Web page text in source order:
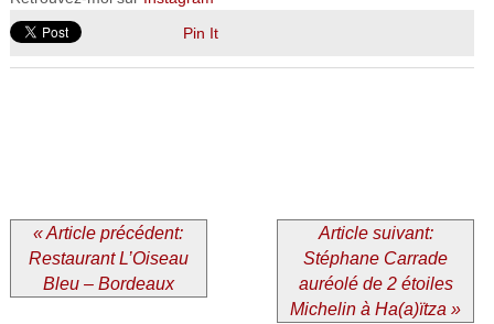
Pin It
« Article précédent:
Restaurant L’Oiseau
Bleu – Bordeaux
Article suivant:
Stéphane Carrade
auréolé de 2 étoiles
Michelin à Ha(a)ïtza »